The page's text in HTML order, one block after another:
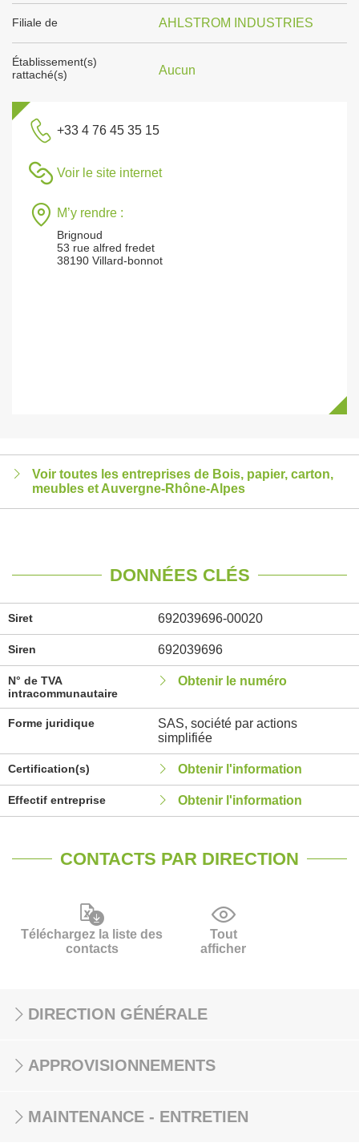
Filiale de AHLSTROM INDUSTRIES
Établissement(s)
rattaché(s)
Aucun
+33 4 76 45 35 15
Voir le site internet
M’y rendre :
Brignoud
53 rue alfred fredet
38190 Villard-bonnot
Voir toutes les entreprises de Bois, papier, carton,
meubles et Auvergne-Rhône-Alpes
DONNÉES CLÉS
Siret 692039696-00020
Siren 692039696
N° de TVA
intracommunautaire
Obtenir le numéro
Forme juridique
SAS, société par actions
simplifiée
Certification(s) Obtenir l'information
Effectif entreprise Obtenir l'information
CONTACTS PAR DIRECTION
Téléchargez la liste des
contacts
Tout
afficher
DIRECTION GÉNÉRALE
APPROVISIONNEMENTS
MAINTENANCE - ENTRETIEN